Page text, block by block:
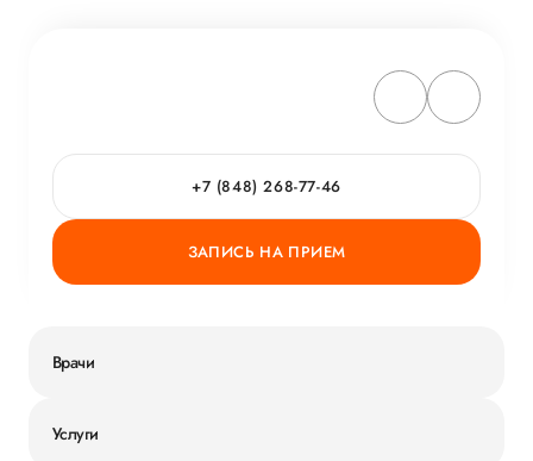
+7 (848) 268-77-46
ЗАПИСЬ НА ПРИЕМ
Врачи
Услуги